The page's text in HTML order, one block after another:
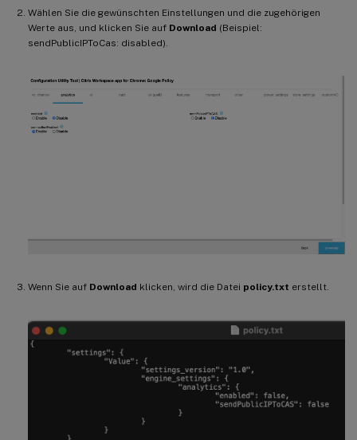
Wählen Sie die gewünschten Einstellungen und die zugehörigen
Werte aus, und klicken Sie auf Download (Beispiel:
sendPublicIPToCas: disabled).
Wenn Sie auf Download klicken, wird die Datei policy.txt erstellt.